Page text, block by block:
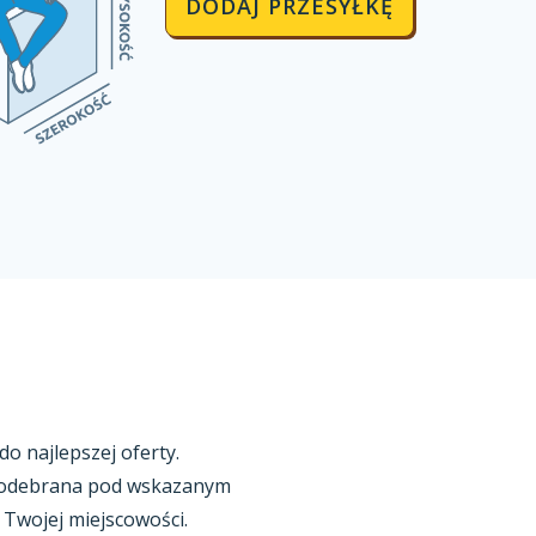
najlepszej oferty.
pod wskazanym
miejscowości.